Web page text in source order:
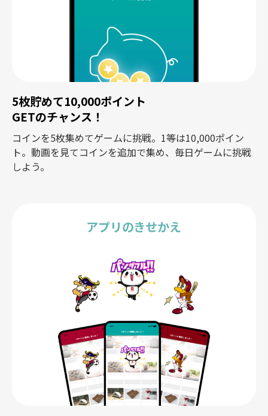
5枚貯めて10,000ポイント
GETのチャンス！
コインを5枚集めてゲームに挑戦。1等は10,000ポイン
ト。動画を見てコインを追加で集め、毎日ゲームに挑戦
しよう。
アプリのきせかえ